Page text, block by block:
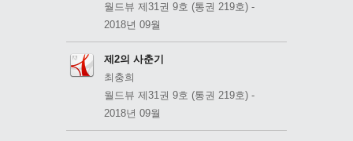
월드뷰 제31권 9호 (통권 219호) -
2018년 09월
제2의 사춘기
최충희
월드뷰 제31권 9호 (통권 219호) -
2018년 09월